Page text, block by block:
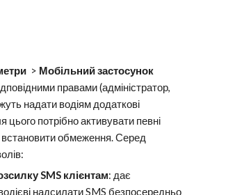
> Мобільний застосунок
правами (адміністратор,
надати водіям додаткові
цього потрібно активувати певні
встановити обмеження. Серед
SMS клієнтам: дає
надсилати SMS безпосередньо